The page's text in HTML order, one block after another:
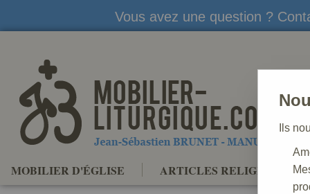
Vous avez une question ?
MOBILIER D'ÉGLISE ARTICLES RELIGIEUX
Ils